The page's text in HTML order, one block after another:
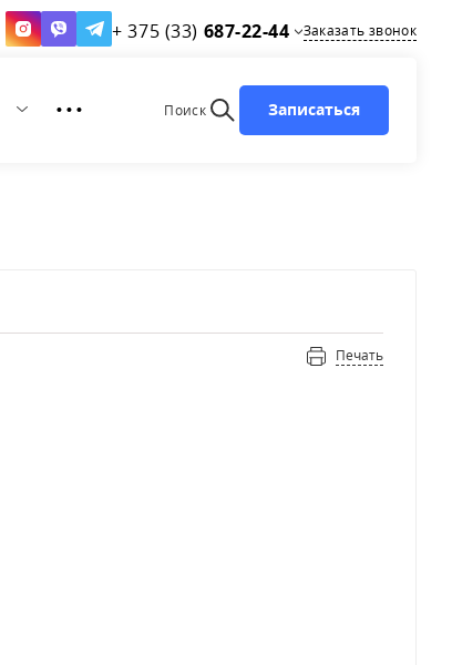
+ 375 (33) 687-22-44 Заказать звонок
• • • Поиск Записаться
Печать